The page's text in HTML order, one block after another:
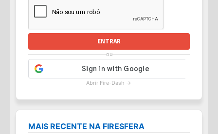
ENTRAR
ou
Abrir Fire-Dash →
MAIS RECENTE NA FIRESFERA